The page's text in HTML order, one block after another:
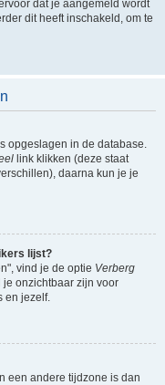
dat je aangemeld wordt
dit heeft inschakeld, om te
opgeslagen in de database.
link klikken (deze staat
daarna kun je je
lijst?
vind je de optie Verberg
je onzichtbaar zijn voor
en jezelf.
een andere tijdzone is dan